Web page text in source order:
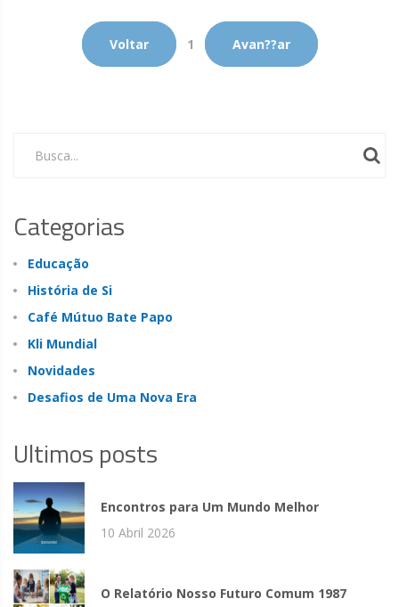
Voltar 1 Avan??ar
Busca...
Categorias
Educação
História de Si
Café Mútuo Bate Papo
Kli Mundial
Novidades
Desafios de Uma Nova Era
Ultimos posts
Encontros para Um Mundo Melhor
10 Abril 2026
O Relatório Nosso Futuro Comum 1987